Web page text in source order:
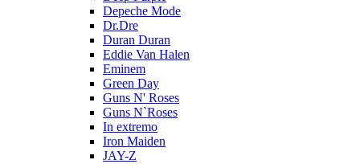
Depeche Mode
Dr.Dre
Duran Duran
Eddie Van Halen
Eminem
Green Day
Guns N' Roses
Guns N`Roses
In extremo
Iron Maiden
JAY-Z